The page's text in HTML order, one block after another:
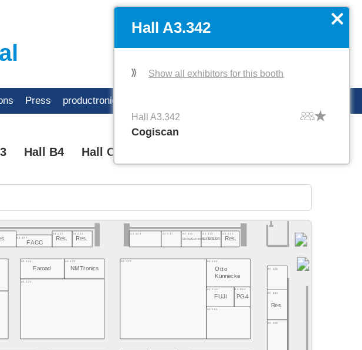
Press productronica careers
Hall B4 Hall C1
A3.300
A3.323
A3.317
A3.305
A3.301
Res.
A3.FUJI
FUJI
A3.PG4
PG4
A3.400
A3.404
Otto
Künnecke
A3.424
Faroad
A3.422
NMTronics
A3.427
FACC
A3.423
Res.
A3.421
Res.
A3.419 A3.417
A3.415
CompControl
A3.413
Extension
A3.411
Res.
Hall A3.342
Show all exhibitors for this booth
Hall A3.342
Cogiscan